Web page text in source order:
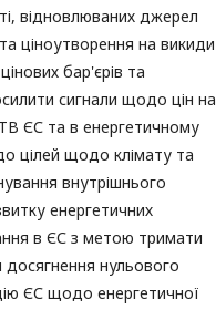
відновлюваних джерел
ціноутворення на викиди
бар'єрів та
сигнали щодо цін на
ЄС та в енергетичному
цілей щодо клімату та
внутрішнього
енергетичних
в ЄС з метою тримати
досягнення нульового
ЄС щодо енергетичної